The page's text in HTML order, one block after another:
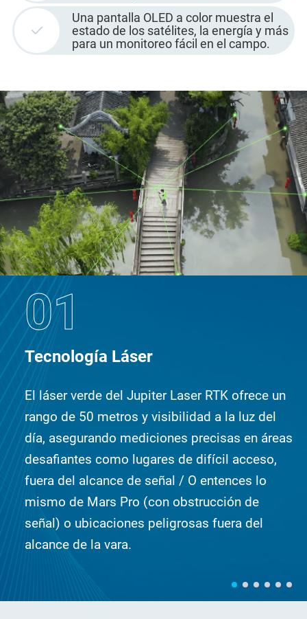
Una pantalla OLED a color muestra el
estado de los satélites, la energía y más
para un monitoreo fácil en el campo.
01
Tecnología Láser
El láser verde del Jupiter Laser RTK ofrece un
rango de 50 metros y visibilidad a la luz del
día, asegurando mediciones precisas en áreas
desafiantes como lugares de difícil acceso,
fuera del alcance de señal / O entences lo
mismo de Mars Pro (con obstrucción de
señal) o ubicaciones peligrosas fuera del
alcance de la vara.